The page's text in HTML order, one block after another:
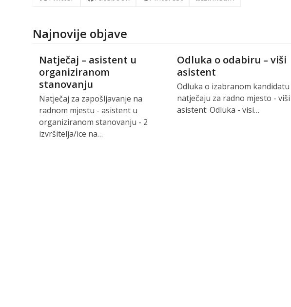
Najnovije objave
Natječaj – asistent u
organiziranom
stanovanju
Natječaj za zapošljavanje na
radnom mjestu - asistent u
organiziranom stanovanju - 2
izvršitelja/ice na…
Odluka o odabiru – viši
asistent
Odluka o izabranom
natječaju za radno mjesto - viši
asistent: Odluka - visi…